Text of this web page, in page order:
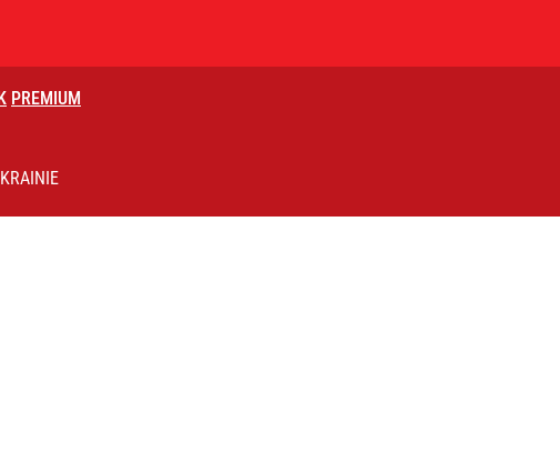
PREMIUM